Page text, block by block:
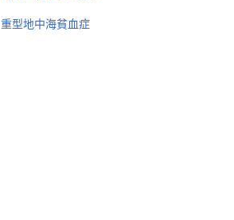
重型地中海貧血症